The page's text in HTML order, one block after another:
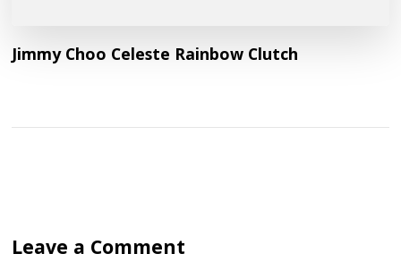
Jimmy Choo Celeste Rainbow Clutch
Leave a Comment